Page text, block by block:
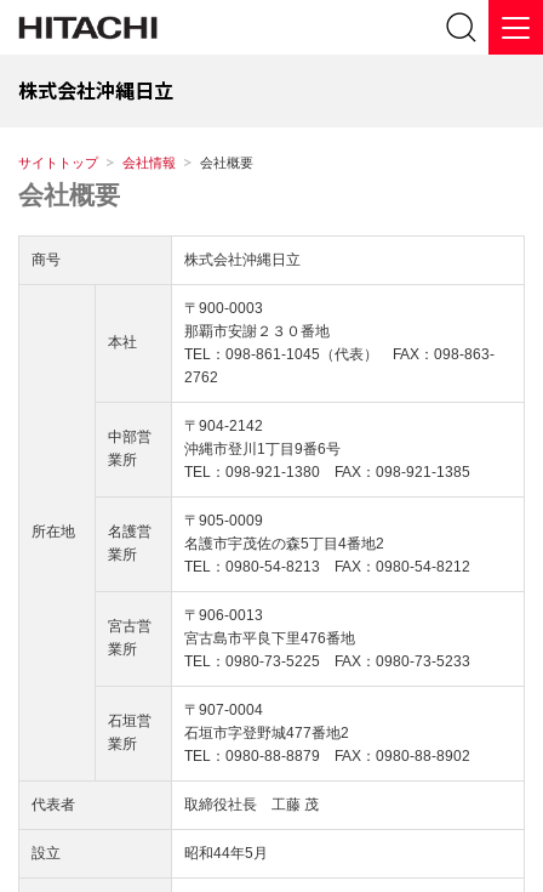
株式会社沖縄日立
サイトトップ 会社情報 会社概要
会社概要
商号 株式会社沖縄日立
所在地
本社
〒900-0003
那覇市安謝２３０番地
TEL：098-861-1045（代表） FAX：098-863-
2762
中部営
業所
〒904-2142
沖縄市登川1丁目9番6号
TEL：098-921-1380 FAX：098-921-1385
名護営
業所
〒905-0009
名護市宇茂佐の森5丁目4番地2
TEL：0980-54-8213 FAX：0980-54-8212
宮古営
業所
〒906-0013
宮古島市平良下里476番地
TEL：0980-73-5225 FAX：0980-73-5233
石垣営
業所
〒907-0004
石垣市字登野城477番地2
TEL：0980-88-8879 FAX：0980-88-8902
代表者 取締役社長 工藤 茂
設立 昭和44年5月